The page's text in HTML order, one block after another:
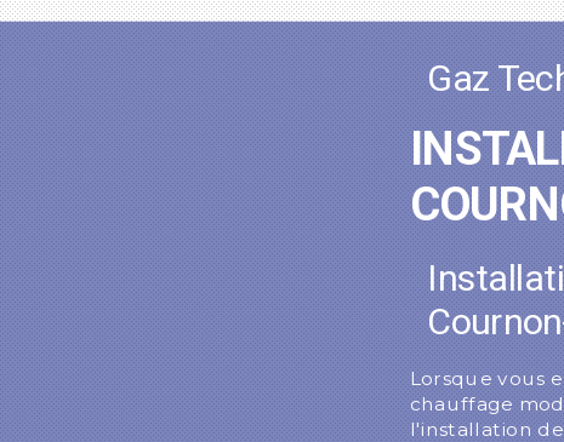
Gaz
Lorsque vous
chauffage
l'installation